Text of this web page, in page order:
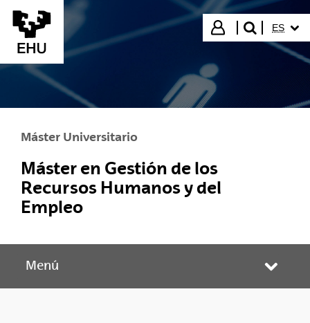
Saltar al contenido principal
Iniciar sesión
buscar"
ES
Máster Universitario
Máster en Gestión de los
Recursos Humanos y del
Empleo
Menú